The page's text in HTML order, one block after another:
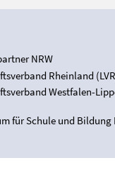
NRW
Rheinland
Westfalen-
für Schule und Bildung